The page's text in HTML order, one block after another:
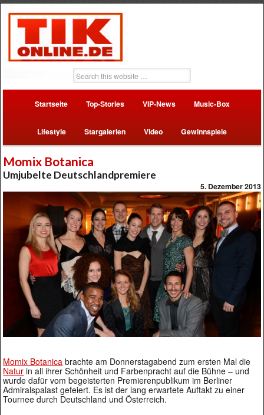
Startseite Top-Stories VIP-News Music-Box
Lifestyle Stargalerien Video Gewinnspiele
Momix Botanica
Umjubelte Deutschlandpremiere
5. Dezember 2013
Momix Botanica brachte am Donnerstagabend zum ersten Mal die
Natur in all ihrer Schönheit und Farbenpracht auf die Bühne – und
wurde dafür vom begeisterten Premierenpublikum im Berliner
Admiralspalast gefeiert. Es ist der lang erwartete Auftakt zu einer
Tournee durch Deutschland und Österreich.